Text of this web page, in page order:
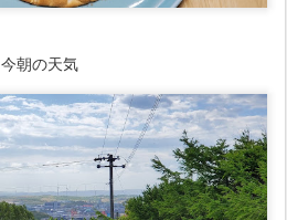
今朝の天気